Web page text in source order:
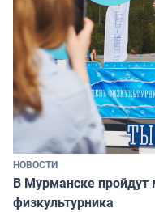
НОВОСТИ
В Мурманске пройдут
физкультурника